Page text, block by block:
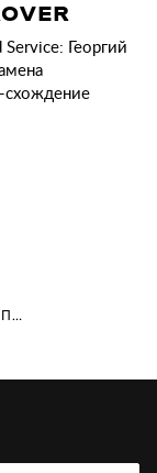
Георгий
схождение
РЕМОНТ MERCEDES-BENZ СО СВОИМИ ЗАПЧАСТЯМИ